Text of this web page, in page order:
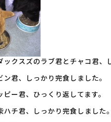
ックスズのラブ君とチャコ君、
ン君、しっかり完食しました。
ー君、ひっくり返してます。
チ君、しっかり完食しました。